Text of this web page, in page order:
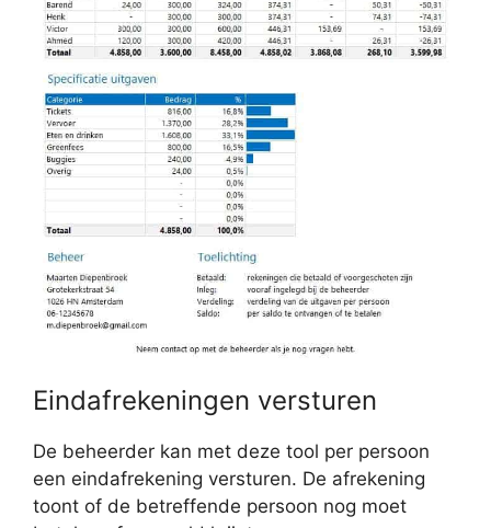
Eindafrekeningen versturen
De beheerder kan met deze tool per persoon
een eindafrekening versturen. De afrekening
toont of de betreffende persoon nog moet